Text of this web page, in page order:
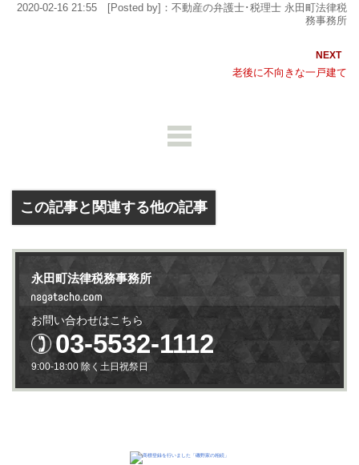
2020-02-16 21:55 [Posted by]：不動産の弁護士･税理士 永田町法律税
務事務所
老後に不向きな一戸建て
この記事と関連する他の記事
永田町法律税務事務所
お問い合わせはこちら
03-5532-1112
9:00-18:00 除く土日祝祭日